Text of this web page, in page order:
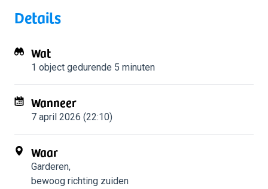
Details
Wat
1 object gedurende 5 minuten
Wanneer
7 april 2026 (22:10)
Waar
Garderen,
bewoog richting zuiden